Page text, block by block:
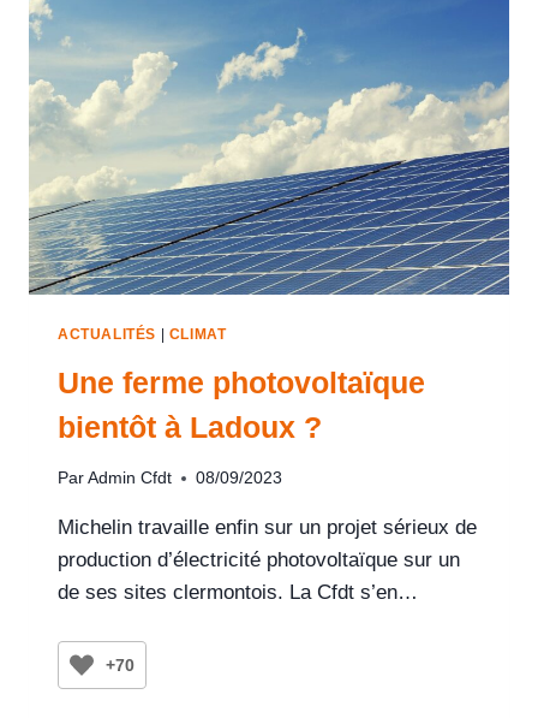
ACTUALITÉS CLIMAT
Une ferme photovoltaïque
bientôt à Ladoux ?
Par Admin Cfdt 08/09/2023
Michelin travaille enfin sur un projet sérieux de
production d’électricité photovoltaïque sur un
de ses sites clermontois. La Cfdt s’en…
+70